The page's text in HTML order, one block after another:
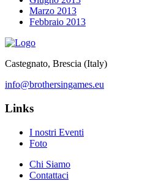
Marzo 2013
Febbraio 2013
Castegnato, Brescia (Italy)
info@brothersingames.eu
Links
I nostri Eventi
Foto
Chi Siamo
Contattaci